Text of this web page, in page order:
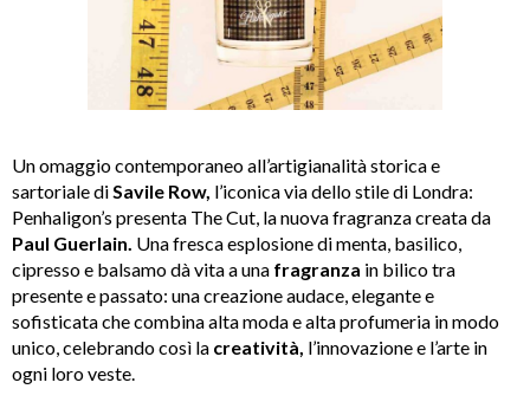
Un omaggio contemporaneo all’artigianalità storica e
sartoriale diSavile Row, l’iconica via dello stile di Londra:
Penhaligon’s presenta The Cut, la nuova fragranza creata da
Paul Guerlain. Una fresca esplosione di menta, basilico,
cipresso e balsamo dà vita a una fragranza in bilico tra
presente e passato: una creazione audace, elegante e
sofisticata che combina alta moda e alta profumeria in modo
unico, celebrando così la creatività, l’innovazione e l’arte in
ogni loro veste.